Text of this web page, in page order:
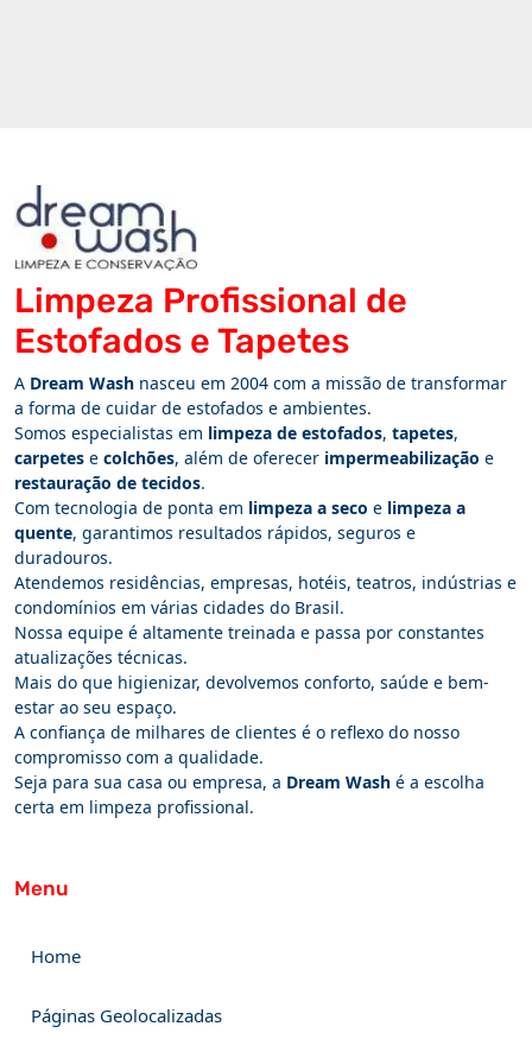
Limpeza Profissional de
Estofados e Tapetes
A Dream Wash nasceu em 2004 com a missão de transformar
a forma de cuidar de estofados e ambientes.
Somos especialistas em limpeza de estofados, tapetes,
carpetes e colchões, além de oferecer impermeabilização e
restauração de tecidos.
Com tecnologia de ponta em limpeza a seco e limpeza a
quente, garantimos resultados rápidos, seguros e
duradouros.
Atendemos residências, empresas, hotéis, teatros, indústrias e
condomínios em várias cidades do Brasil.
Nossa equipe é altamente treinada e passa por constantes
atualizações técnicas.
Mais do que higienizar, devolvemos conforto, saúde e bem-
estar ao seu espaço.
A confiança de milhares de clientes é o reflexo do nosso
compromisso com a qualidade.
Seja para sua casa ou empresa, a Dream Wash é a escolha
certa em limpeza profissional.
Menu
Home
Páginas Geolocalizadas